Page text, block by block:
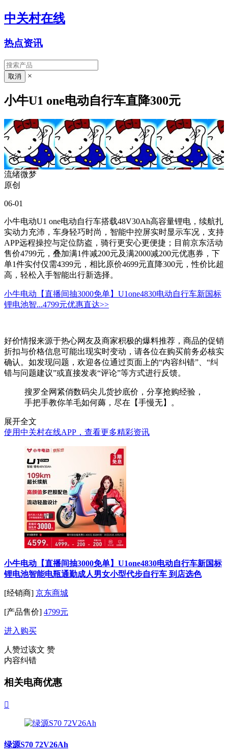
中关村在线
热点资讯
×
小牛U1 one电动自行车直降300元
流绪微梦
原创
06-01
小牛电动U1 one电动自行车搭载48V30Ah高容量锂电，续航扎
实动力充沛，车身轻巧时尚，智能中控屏实时显示车况，支持
APP远程操控与定位防盗，骑行更安心更便捷；目前京东活动
售价4799元，叠加满1件减200元及满2000减200元优惠券，下
单1件实付仅需4399元，相比原价4699元直降300元，性价比超
高，轻松入手智能出行新选择。
小牛电动【直播间抽3000免单】U1one4830电动自行车新国标
锂电池智...4799元优惠直达>>
好价情报来源于热心网友及商家积极的爆料推荐，商品的促销
折扣与价格信息可能出现实时变动，请各位在购买前务必核实
确认。如发现问题，欢迎各位通过页面上的“内容纠错”、“纠
错与问题建议”或直接发表“评论”等方式进行反馈。
搜罗全网紧俏数码尖儿货抄底价，分享抢购经验，
手把手教你羊毛如何薅，尽在【手慢无】。
展开全文
使用中关村在线APP，查看更多精彩资讯
小牛电动【直播间抽3000免单】U1one4830电动自行车新国标
锂电池智能电瓶通勤成人男女小型代步自行车 到店选色
[经销商] 京东商城
[产品售价] 4799元
进入购买
人赞过该文 赞
内容纠错
相关电商优惠

绿源S70 72V26Ah